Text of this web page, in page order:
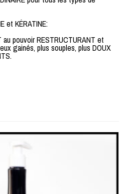
et KÉRATINE:
au pouvoir RESTRUCTURANT et
gainés, plus souples, plus DOUX